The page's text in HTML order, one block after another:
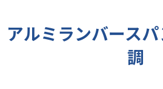
アルミランバース
調